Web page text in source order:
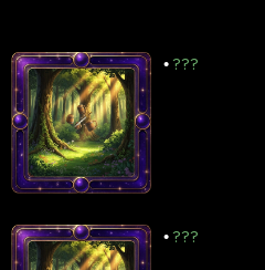
•???
•???